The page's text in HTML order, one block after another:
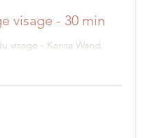
visage - 30 min
visage - Kansa Wand